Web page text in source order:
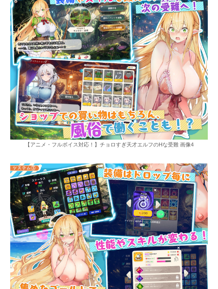
【アニメ・フルボイス対応！】チョロすぎ天才エルフのHな受難 画像4